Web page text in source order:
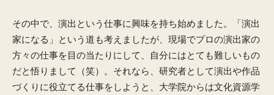
その中で、演出という仕事に興味を持ち始めました。「演出
家になる」という道も考えましたが、現場でプロの演出家の
方々の仕事を目の当たりにして、自分にはとても難しいもの
だと悟りまして（笑）。それなら、研究者として演出や作品
づくりに役立てる仕事をしようと、大学院からは文化資源学